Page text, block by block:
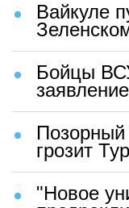
Вайкуле
Бойцы
Позорный
грозит
"Новое